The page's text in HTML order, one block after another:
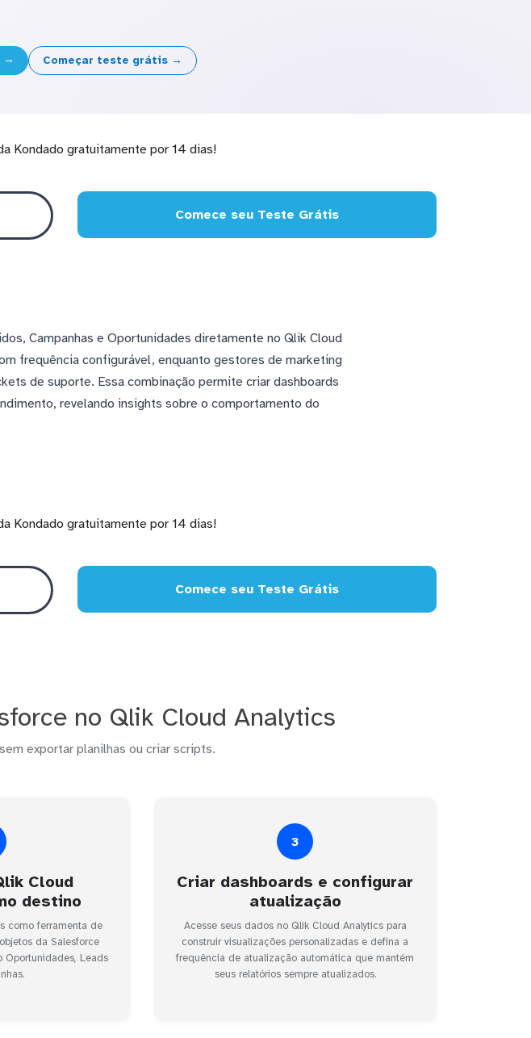
→ Começar teste grátis →
Kondado gratuitamente por 14 dias!
Comece seu Teste Grátis
Campanhas e Oportunidades diretamente no Qlik Cloud
frequência configurável, enquanto gestores de marketing
de suporte. Essa combinação permite criar dashboards
revelando insights sobre o comportamento do
Kondado gratuitamente por 14 dias!
Comece seu Teste Grátis
no Qlik Cloud Analytics
exportar planilhas ou criar scripts.
Cloud
destino
como ferramenta de
da Salesforce
Oportunidades, Leads
3
Criar dashboards e configurar
atualização
Acesse seus dados no Qlik Cloud Analytics para
construir visualizações personalizadas e defina a
frequência de atualização automática que mantém
seus relatórios sempre atualizados.